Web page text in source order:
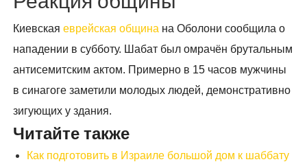
Киевскаяеврейская община на Оболони сообщила о
нападении в субботу. Шабат был омрачён брутальным
антисемитским актом. Примерно в 15 часов мужчины
в синагоге заметили молодых людей, демонстративно
зигующих у здания.
Читайте также
Как подготовить в Израиле большой дом к шаббату